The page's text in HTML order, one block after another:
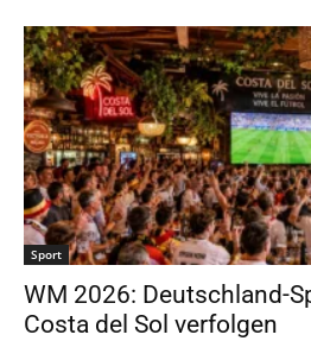
Sport
WM 2026: Deutschland-
Costa del Sol verfolgen